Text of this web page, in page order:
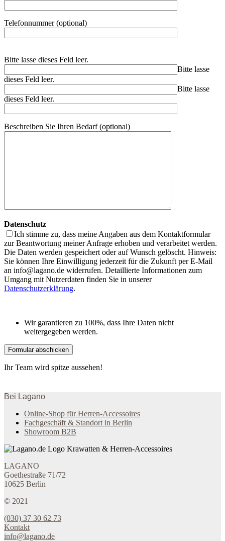
Telefonnummer (optional)
Bitte lasse dieses Feld leer.
Bitte lasse
dieses Feld leer.
Bitte lasse
dieses Feld leer.
Beschreiben Sie Ihren Bedarf (optional)
Datenschutz
Ich stimme zu, dass meine Angaben aus dem Kontaktformular
zur Beantwortung meiner Anfrage erhoben und verarbeitet werden.
Die Daten werden gespeichert oder auf Wunsch gelöscht. Hinweis:
Sie können Ihre Einwilligung jederzeit für die Zukunft per E-Mail
an info@lagano.de widerrufen. Detaillierte Informationen zum
Umgang mit Nutzerdaten finden Sie in unserer
Datenschutzerklärung.
Wir garantieren zu 100%, dass Ihre Daten nicht
weitergegeben werden.
Ihr Team wird spitze aussehen!
Bei Lagano
Online-Shop für Herren-Accessoires
Fachgeschäft & Standort in Berlin
Showroom B2B
Krawatten & Herren-Accessoires
LAGANO
Goethestraße 71/72
10625 Berlin
© 2021
(030) 37 30 62 73
Kontakt
info@lagano.de